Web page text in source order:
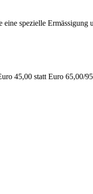
spezielle
45,00 statt Euro 65,00/